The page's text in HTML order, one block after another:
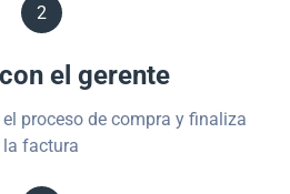
2
el gerente
proceso de compra y finaliza
la factura